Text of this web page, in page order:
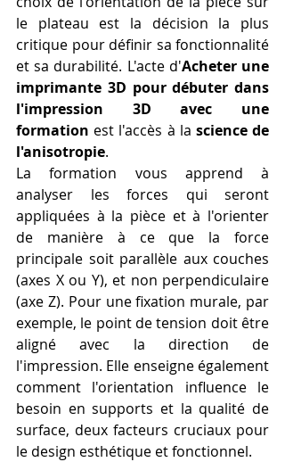
le plateau est la décision la plus
critique pour définir sa fonctionnalité
et sa durabilité. L'acte d'Acheter une
imprimante 3D pour débuter dans
l'impression 3D avec une
formation est l'accès à la science de
l'anisotropie.
La formation vous apprend à
analyser les forces qui seront
appliquées à la pièce et à l'orienter
de manière à ce que la force
principale soit parallèle aux couches
(axes X ou Y), et non perpendiculaire
(axe Z). Pour une fixation murale, par
exemple, le point de tension doit être
aligné avec la direction de
l'impression. Elle enseigne également
comment l'orientation influence le
besoin en supports et la qualité de
surface, deux facteurs cruciaux pour
le design esthétique et fonctionnel.